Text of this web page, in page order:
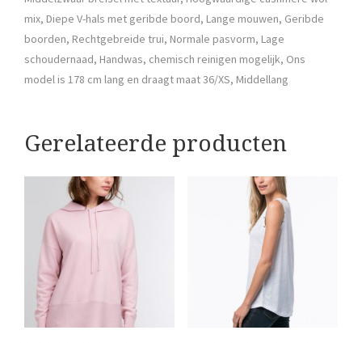
mix, Diepe V-hals met geribde boord, Lange mouwen, Geribde
boorden, Rechtgebreide trui, Normale pasvorm, Lage
schoudernaad, Handwas, chemisch reinigen mogelijk, Ons
model is 178 cm lang en draagt maat 36/XS, Middellang
Gerelateerde producten